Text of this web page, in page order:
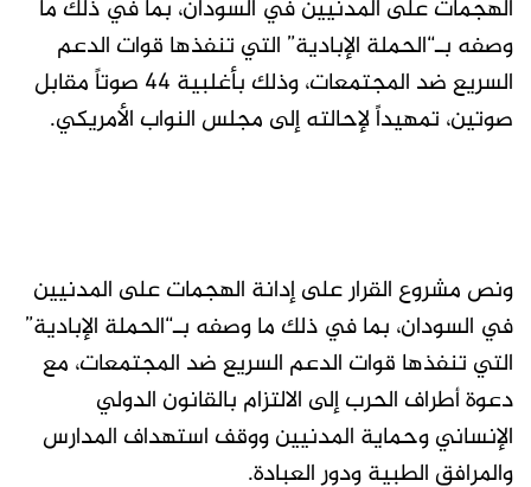
الهجمات على المدنيين في السودان، بما في ذلك ما
وصفه بـ“الحملة الإبادية” التي تنفذها قوات الدعم
السريع ضد المجتمعات، وذلك بأغلبية 44 صوتاً مقابل
صوتين، تمهيداً لإحالته إلى مجلس النواب الأمريكي.
ونص مشروع القرار على إدانة الهجمات على المدنيين
في السودان، بما في ذلك ما وصفه بـ“الحملة الإبادية”
التي تنفذها قوات الدعم السريع ضد المجتمعات، مع
دعوة أطراف الحرب إلى الالتزام بالقانون الدولي
الإنساني وحماية المدنيين ووقف استهداف المدارس
والمرافق الطبية ودور العبادة.